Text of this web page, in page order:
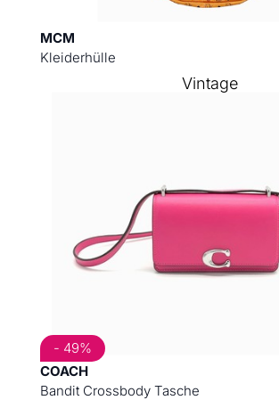
MCM
Kleiderhülle
COACH
Bandit Crossbody Tasche
- 49%
Vintage